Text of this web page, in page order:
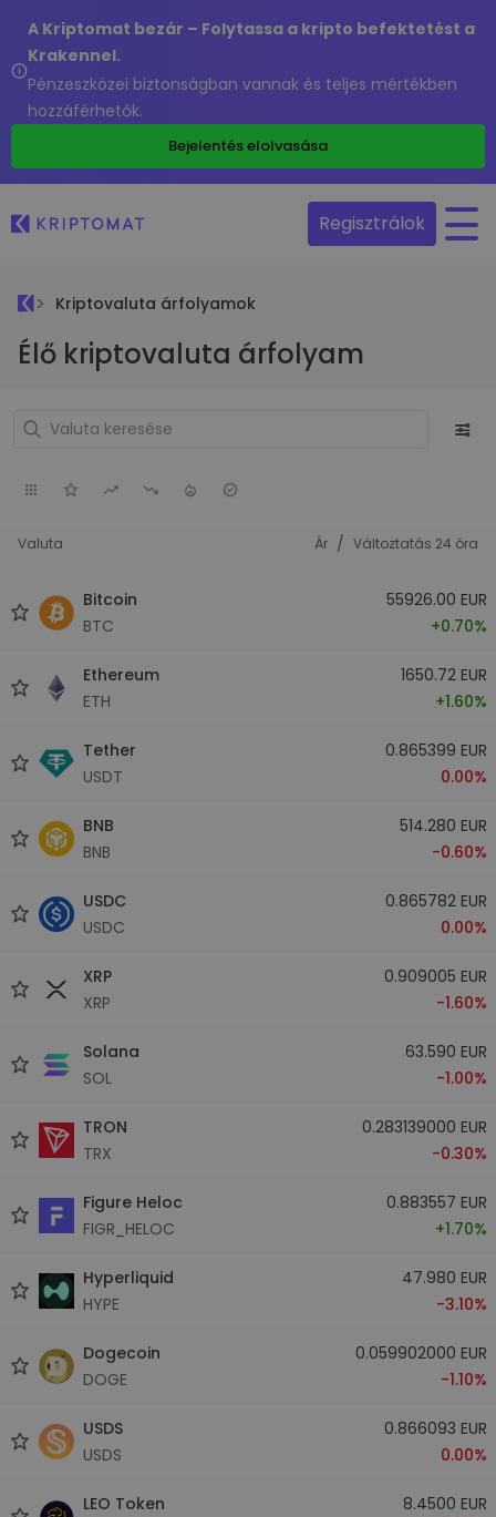
A Kriptomat bezár – Folytassa a kripto befektetést a
Krakennel.
Pénzeszközei biztonságban vannak és teljes mértékben
hozzáférhetők.
Bejelentés elolvasása
Regisztrálok
Kriptovaluta árfolyamok
Élő kriptovaluta árfolyam
Valuta Ár / Változtatás 24 óra
Bitcoin
BTC
55926.00 EUR
+0.70%
Ethereum
ETH
1650.72 EUR
+1.60%
Tether
USDT
0.865399 EUR
0.00%
BNB
BNB
514.280 EUR
-0.60%
USDC
USDC
0.865782 EUR
0.00%
XRP
XRP
0.909005 EUR
-1.60%
Solana
SOL
63.590 EUR
-1.00%
TRON
TRX
0.283139000 EUR
-0.30%
Figure Heloc
FIGR_HELOC
0.883557 EUR
+1.70%
Hyperliquid
HYPE
47.980 EUR
-3.10%
Dogecoin
DOGE
0.059902000 EUR
-1.10%
USDS
USDS
0.866093 EUR
0.00%
LEO Token
8.4500 EUR